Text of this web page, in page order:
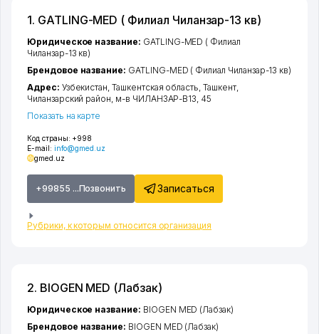
1. GATLING-MED ( Филиал Чиланзар-13 кв)
Код страны: +998
E-mail: info@gmed.uz
gmed.uz
+99855 ...Позвонить Записаться
Рубрики, к которым относится организация
Юридическое название: GATLING-MED ( Филиал
Чиланзар-13 кв)
Брендовое название: GATLING-MED ( Филиал Чиланзар-13 кв)
Адрес: Узбекистан,Ташкентская область ,Ташкент,
Чиланзарский район м-в ЧИЛАНЗАР-В13 , 45
Показать на карте
2. BIOGEN MED (Лабзак)
Юридическое название: BIOGEN MED (Лабзак)
Брендовое название: BIOGEN MED (Лабзак)